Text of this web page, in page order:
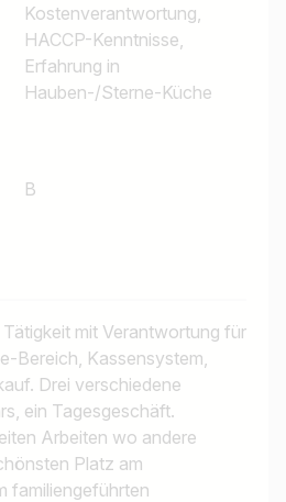
Kostenverantwortung,
HACCP-Kenntnisse,
Erfahrung in
Hauben-/Sterne-Küche
B
mit Verantwortung für
Bereich, Kassensystem,
Drei verschiedene
ein Tagesgeschäft.
Arbeiten wo andere
Platz am
familiengeführten
Jobs finden